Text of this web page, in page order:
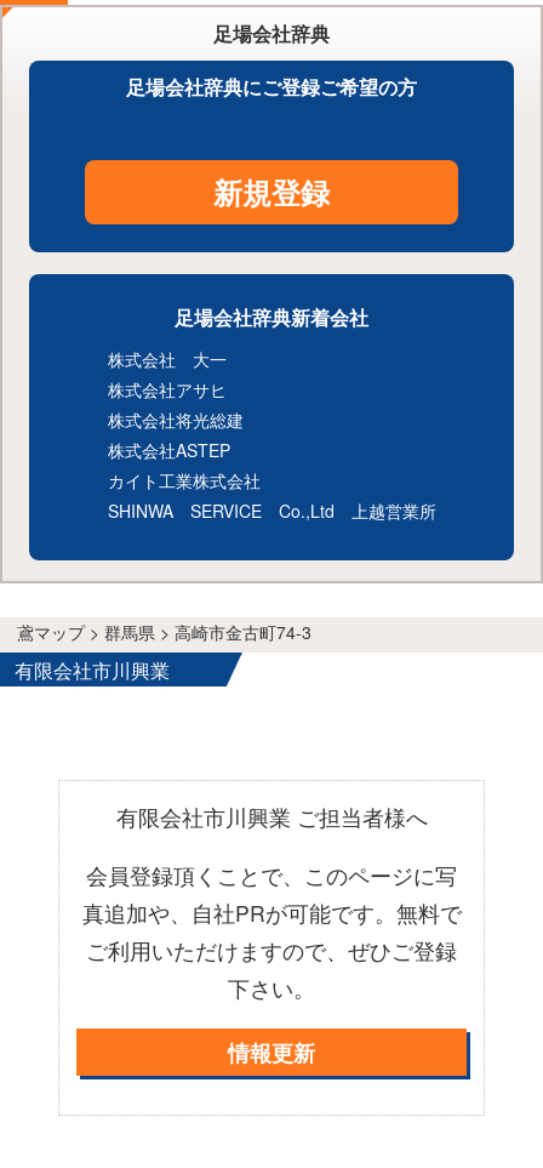
足場会社辞典
足場会社辞典にご登録ご希望の方
新規登録
足場会社辞典新着会社
株式会社 大一
株式会社アサヒ
株式会社将光総建
株式会社ASTEP
カイト工業株式会社
SHINWA SERVICE Co.,Ltd 上越営業所
鳶マップ > 群馬県 > 高崎市金古町74-3
有限会社市川興業
有限会社市川興業 ご担当者様へ
会員登録頂くことで、このページに写
真追加や、自社PRが可能です。無料で
ご利用いただけますので、ぜひご登録
下さい。
情報更新